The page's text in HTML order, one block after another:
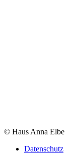
© Haus Anna Elbe
Datenschutz